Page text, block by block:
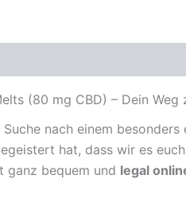
(80 mg CBD) – Dein
nach einem
hat, dass wir es
ganz bequem und legal